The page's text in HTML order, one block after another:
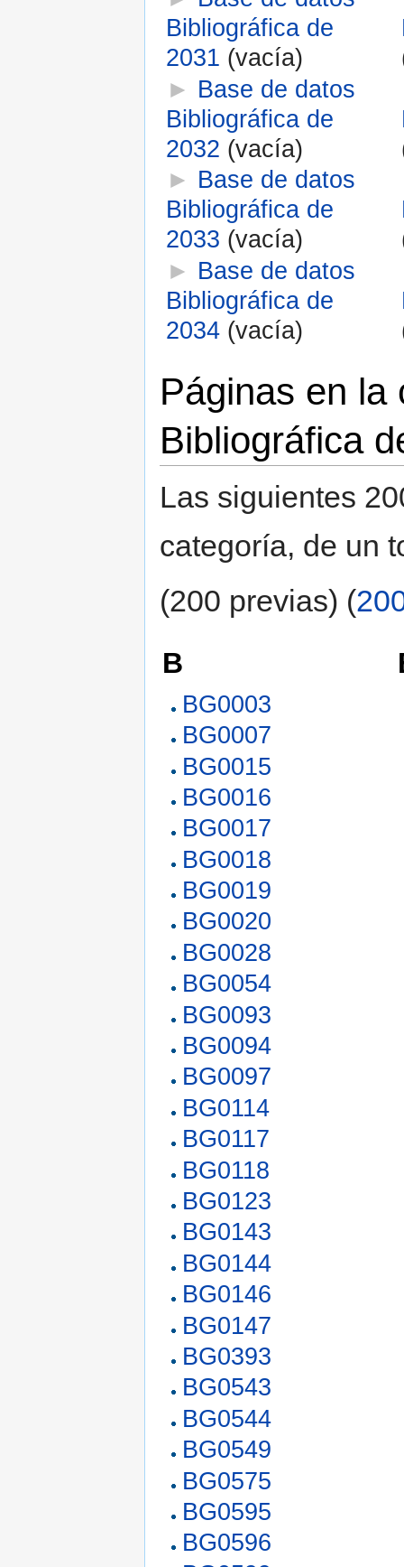
Bibliográfica de
2031 (vacía)
► Base de datos
Bibliográfica de
2032 (vacía)
► Base de datos
Bibliográfica de
2033 (vacía)
► Base de datos
Bibliográfica de
2034‎ (vacía)
Páginas en la
Bibliográfica
Las siguientes
categoría, de un
(200 previas) (
B
BG0003
BG0007
BG0015
BG0016
BG0017
BG0018
BG0019
BG0020
BG0028
BG0054
BG0093
BG0094
BG0097
BG0114
BG0117
BG0118
BG0123
BG0143
BG0144
BG0146
BG0147
BG0393
BG0543
BG0544
BG0549
BG0575
BG0595
BG0596